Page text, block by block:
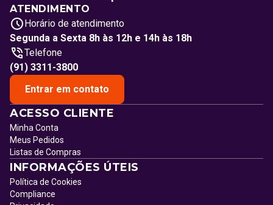
ATENDIMENTO
Horário de atendimento
Segunda a Sexta 8h às 12h e 14h às 18h
Telefone
(91) 3311-3800
Entrar em contato
ACESSO CLIENTE
Minha Conta
Meus Pedidos
Listas de Compras
INFORMAÇÕES ÚTEIS
Política de Cookies
Compliance